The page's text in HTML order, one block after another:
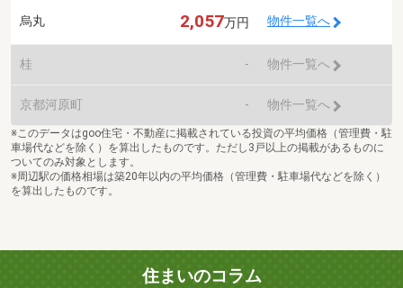
烏丸 2,057万円 物件一覧へ
桂 - 物件一覧へ
京都河原町 - 物件一覧へ
※このデータはgoo住宅・不動産に掲載されている投資の平均価格（管理費・駐
車場代などを除く）を算出したものです。ただし3戸以上の掲載があるものに
ついてのみ対象とします。
※周辺駅の価格相場は築20年以内の平均価格（管理費・駐車場代などを除く）
を算出したものです。
住まいのコラム